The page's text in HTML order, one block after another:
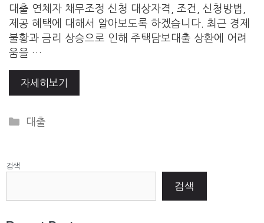
대출 연체자 채무조정 신청 대상자격, 조건, 신청방법,
제공 혜택에 대해서 알아보도록 하겠습니다. 최근 경제
불황과 금리 상승으로 인해 주택담보대출 상환에 어려
움을 …
자세히보기
Categories
대출
검색
검색